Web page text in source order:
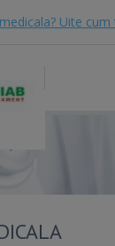
Uite